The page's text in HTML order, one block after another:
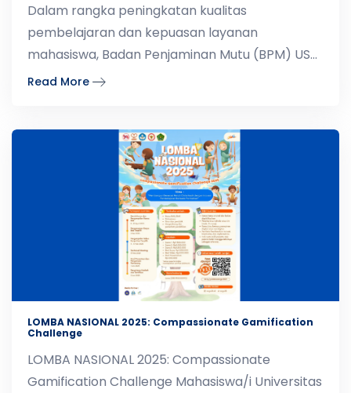
Dalam rangka peningkatan kualitas
pembelajaran dan kepuasan layanan
mahasiswa, Badan Penjaminan Mutu (BPM) USNI
melaksanakan survey terhadap:Prose
Read More
LOMBA NASIONAL 2025: Compassionate Gamification
Challenge
LOMBA NASIONAL 2025: Compassionate
Gamification Challenge Mahasiswa/i Universitas